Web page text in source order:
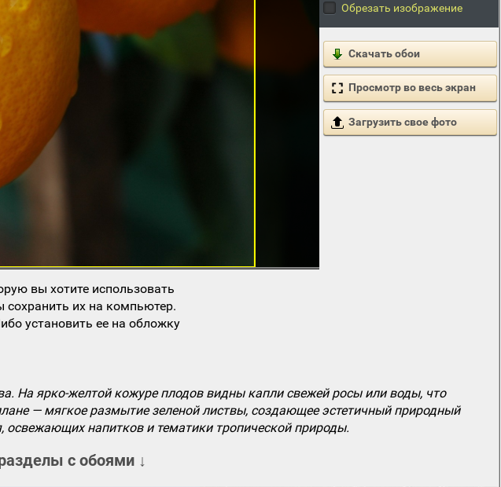
Обрезать изображение
Скачать обои
Просмотр во весь экран
Загрузить свое фото
вы хотите использовать
сохранить их на компьютер.
установить ее на обложку
На ярко-желтой кожуре плодов видны капли свежей росы или воды, что
— мягкое размытие зеленой листвы, создающее эстетичный природный
освежающих напитков и тематики тропической природы.
с обоями ↓